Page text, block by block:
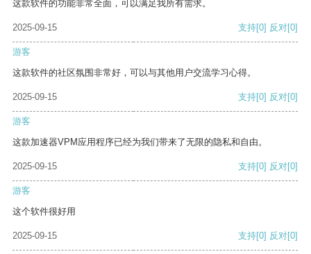
这款软件的功能非常全面，可以满足我所有需求。
2025-09-15 支持[0] 反对[0]
游客
这款软件的社区氛围非常好，可以与其他用户交流学习心得。
2025-09-15 支持[0] 反对[0]
游客
这款加速器VPM应用程序已经为我们带来了无限的隐私和自由。
2025-09-15 支持[0] 反对[0]
游客
这个软件很好用
2025-09-15 支持[0] 反对[0]